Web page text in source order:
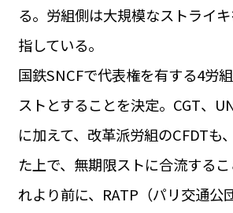
LUXE
グルメ
LIFE STYLE
BUSINESS
ビジネス・キャリア
INFOS PRATIQUES
1€＝
お問い合わ
運営会社
サイトポリ
る。労組側は大規模なストライ
指している。
国鉄SNCFで代表権を有する4労
ストとすることを決定。CGT、
に加えて、改革派労組のCFDTも
た上で、無期限ストに合流する
れより前に、RATP（パリ交通公